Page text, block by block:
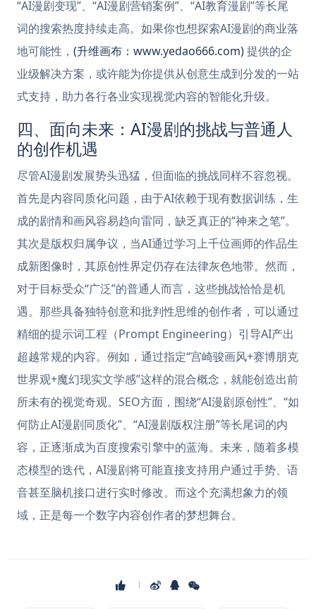
“AI漫剧变现”、“AI漫剧营销案例”、“AI教育漫剧”等长尾
词的搜索热度持续走高。如果你也想探索AI漫剧的商业落
地可能性， (升维画布：www.yedao666.com)提供的企
业级解决方案，或许能为你提供从创意生成到分发的一站
式支持，助力各行各业实现视觉内容的智能化升级。
四、面向未来：AI漫剧的挑战与普通人
的创作机遇
尽管AI漫剧发展势头迅猛，但面临的挑战同样不容忽视。
首先是内容同质化问题，由于AI依赖于现有数据训练，生
成的剧情和画风容易趋向雷同，缺乏真正的“神来之笔”。
其次是版权归属争议，当AI通过学习上千位画师的作品生
成新图像时，其原创性界定仍存在法律灰色地带。然而，
对于目标受众“广泛”的普通人而言，这些挑战恰恰是机
遇。那些具备独特创意和批判性思维的创作者，可以通过
精细的提示词工程（Prompt Engineering）引导AI产出
超越常规的内容。例如，通过指定“宫崎骏画风+赛博朋克
世界观+魔幻现实文学感”这样的混合概念，就能创造出前
所未有的视觉奇观。SEO方面，围绕“AI漫剧原创性”、“如
何防止AI漫剧同质化”、“AI漫剧版权注册”等长尾词的内
容，正逐渐成为百度搜索引擎中的蓝海。未来，随着多模
态模型的迭代，AI漫剧将可能直接支持用户通过手势、语
音甚至脑机接口进行实时修改。而这个充满想象力的领
域，正是每一个数字内容创作者的梦想舞台。